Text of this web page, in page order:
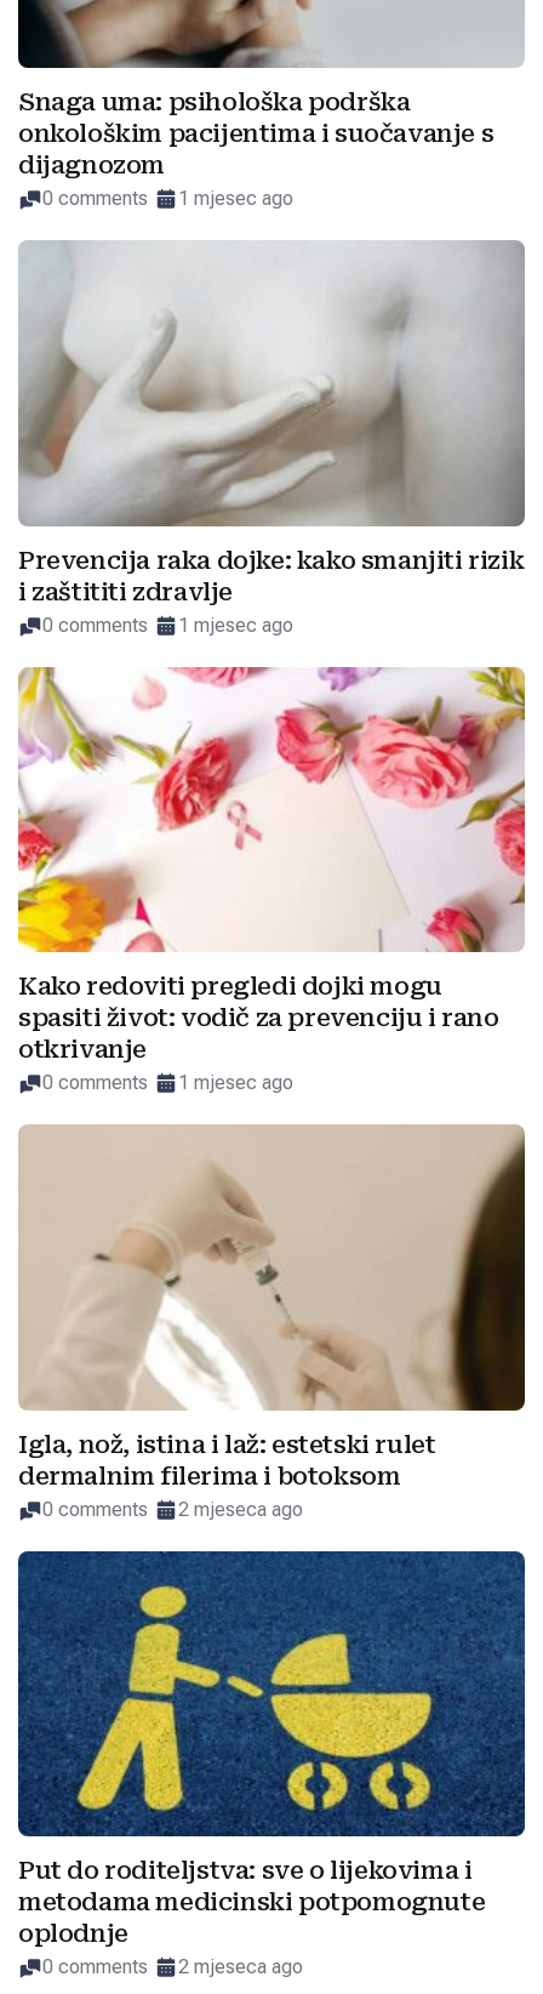
Snaga uma: psihološka podrška
onkološkim pacijentima i suočavanje s
dijagnozom
0 comments 1 mjesec ago
Prevencija raka dojke: kako smanjiti rizik
i zaštititi zdravlje
0 comments 1 mjesec ago
Kako redoviti pregledi dojki mogu
spasiti život: vodič za prevenciju i rano
otkrivanje
0 comments 1 mjesec ago
Igla, nož, istina i laž: estetski rulet
dermalnim filerima i botoksom
0 comments 2 mjeseca ago
Put do roditeljstva: sve o lijekovima i
metodama medicinski potpomognute
oplodnje
0 comments 2 mjeseca ago